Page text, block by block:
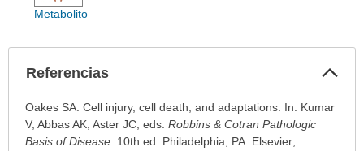
Metabolito
Referencias
Referencias
sido
Oakes SA. Cell injury, cell death, and adaptations. In: Kumar
V, Abbas AK, Aster JC, eds. Robbins & Cotran Pathologic
Basis of Disease. 10th ed. Philadelphia, PA: Elsevier;